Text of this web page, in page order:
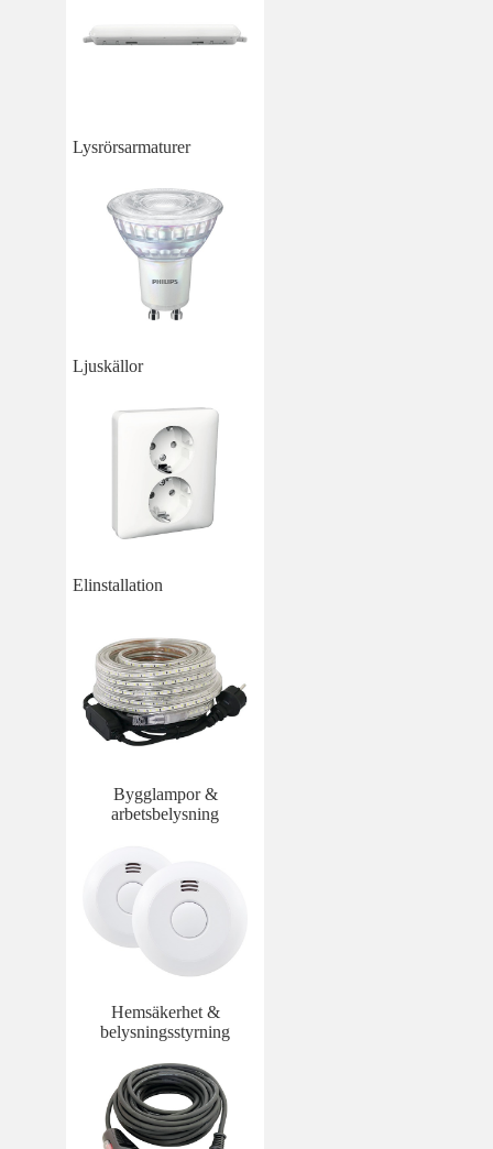
Lysrörsarmaturer
Ljuskällor
Elinstallation
Bygglampor &
arbetsbelysning
Hemsäkerhet &
belysningsstyrning